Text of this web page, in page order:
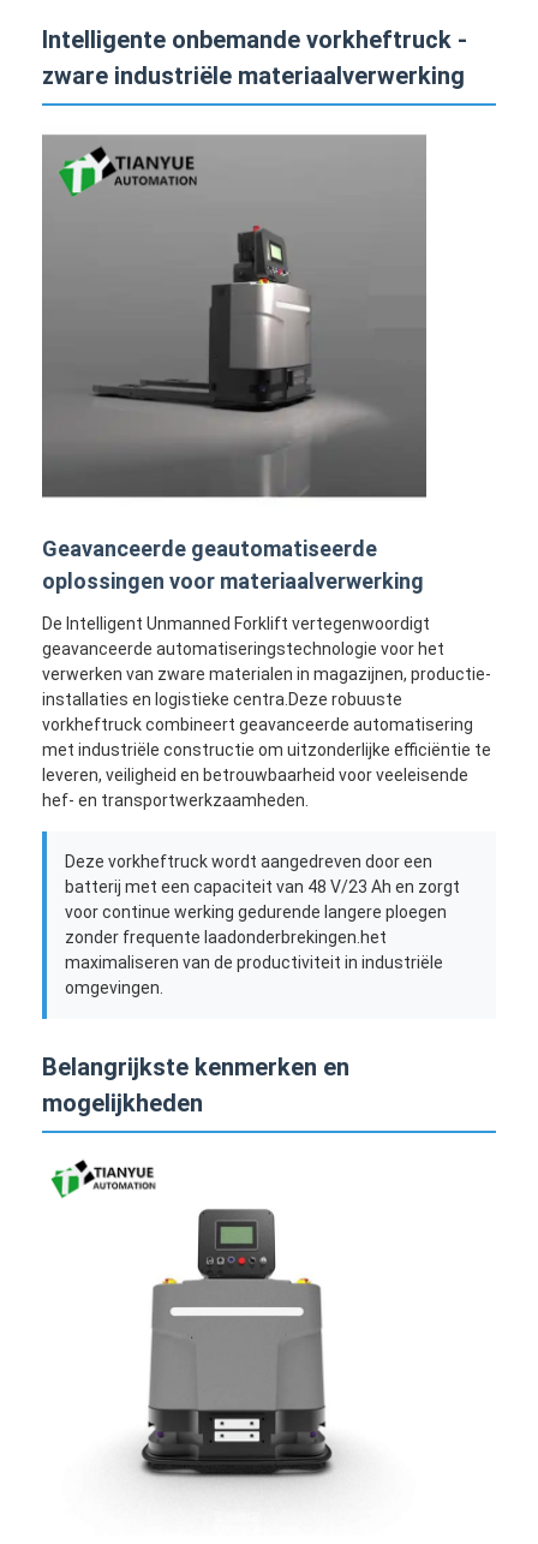
Thuis
Fabrieksreis
Kwaliteitscontrole
Intelligente onbemande vorkheftruck -
zware industriële materiaalverwerking
Geavanceerde geautomatiseerde
oplossingen voor materiaalverwerking
De Intelligent Unmanned Forklift vertegenwoordigt
geavanceerde automatiseringstechnologie voor het
verwerken van zware materialen in magazijnen, productie-
installaties en logistieke centra.Deze robuuste
vorkheftruck combineert geavanceerde automatisering
met industriële constructie om uitzonderlijke efficiëntie te
leveren, veiligheid en betrouwbaarheid voor veeleisende
hef- en transportwerkzaamheden.
Deze vorkheftruck wordt aangedreven door een
batterij met een capaciteit van 48 V/23 Ah en zorgt
voor continue werking gedurende langere ploegen
zonder frequente laadonderbrekingen.het
maximaliseren van de productiviteit in industriële
omgevingen.
Belangrijkste kenmerken en
mogelijkheden